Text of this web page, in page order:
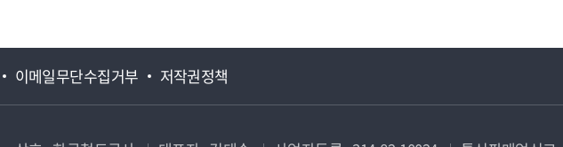
이메일무단수집거부 저작권정책